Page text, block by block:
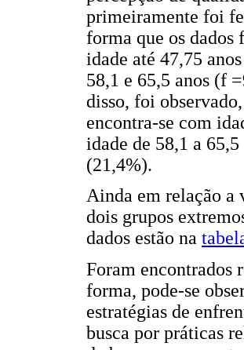
primeiramente foi
forma que os dados
idade até 47,75
58,1 e 65,5 anos (f
disso, foi
encontra-se com
idade de 58,1 a
(21,4%).
Ainda em relação a
dois grupos
dados estão na
Foram encontrados
forma, pode-se
estratégias de
busca por práticas